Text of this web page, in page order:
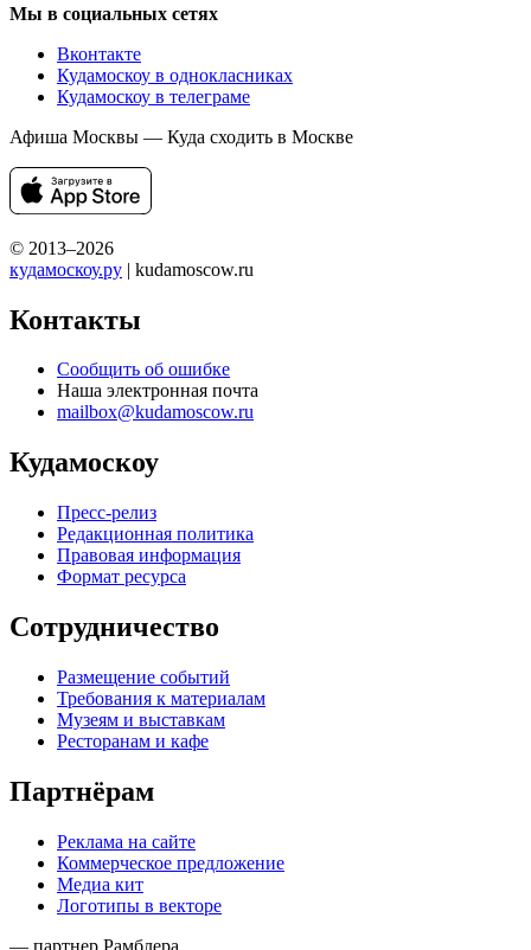
Мы в социальных сетях
Вконтакте
Кудамоскоу в однокласниках
Кудамоскоу в телеграме
Афиша Москвы — Куда сходить в Москве
© 2013–2026
кудамоскоу.ру | kudamoscow.ru
Контакты
Сообщить об ошибке
Наша электронная почта
mailbox@kudamoscow.ru
Кудамоскоу
Пресс-релиз
Редакционная политика
Правовая информация
Формат ресурса
Сотрудничество
Размещение событий
Требования к материалам
Музеям и выставкам
Ресторанам и кафе
Партнёрам
Реклама на сайте
Коммерческое предложение
Медиа кит
Логотипы в векторе
— партнер Рамблера